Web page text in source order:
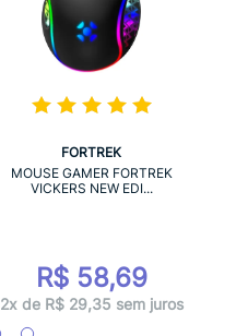
FORTREK
MOUSE GAMER FORTREK
VICKERS NEW EDI...
R$ 58,69
2x de R$ 29,35 sem juros